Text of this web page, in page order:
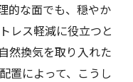
的な面でも、穏やか
レス軽減に役立つと
然換気を取り入れた
置によって、こうし